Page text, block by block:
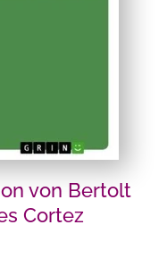
von Bertolt
Cortez